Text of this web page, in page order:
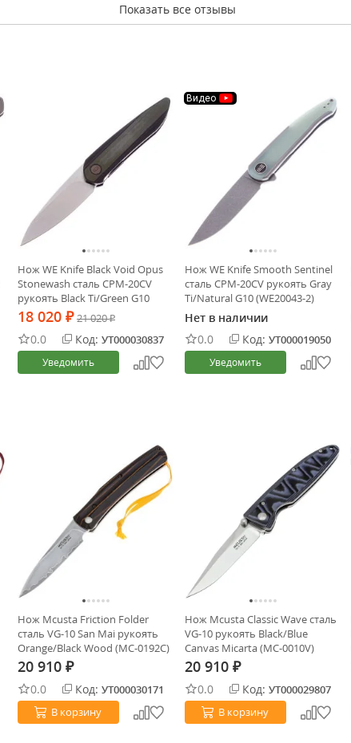
Показать все отзывы
Нож WE Knife Black Void Opus
Stonewash сталь CPM-20CV
рукоять Black Ti/Green G10
(2010V-2)
18 020 ₽ 21 020₽
0.0 Код: УТ000030837
Уведомить
Видео
Нож WE Knife Smooth Sentinel
сталь CPM-20CV рукоять Gray
Ti/Natural G10 (WE20043-2)
Нет в наличии
0.0
Код: УТ000019050
Уведомить
Нож Mcusta Friction Folder
сталь VG-10 San Mai рукоять
Orange/Black Wood (MC-0192C)
20 910 ₽
0.0 Код: УТ000030171
В корзину
Нож Mcusta Classic Wave сталь
VG-10 рукоять Black/Blue
Canvas Micarta (MC-0010V)
20 910 ₽
0.0 Код: УТ000029807
В корзину